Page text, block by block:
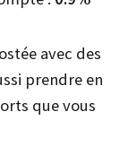
avec des
prendre en
que vous